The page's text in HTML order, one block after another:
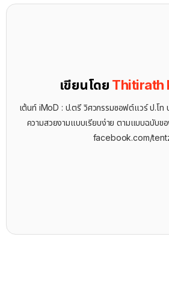
เขียนโดย Thitirath
เต้นท์ iMoD : ป.ตรี วิศวกรรมซอฟต์แวร์ ป.โท
ความสวยงามแบบเรียบง่าย ตามแบบฉบับ
facebook.com/